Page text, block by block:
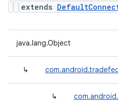
extends
java.lang.Object
↳
↳